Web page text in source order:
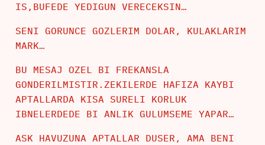
IS,BUFEDE YEDIGUN VERECEKSIN…
SENI GORUNCE GOZLERIM DOLAR, KULAKLARIM
MARK…
BU MESAJ OZEL BI FREKANSLA
GONDERILMISTIR.ZEKILERDE HAFIZA KAYBI
APTALLARDA KISA SURELI KORLUK
IBNELERDEDE BI ANLIK GULUMSEME YAPAR…
ASK HAVUZUNA APTALLAR DUSER, AMA BENI